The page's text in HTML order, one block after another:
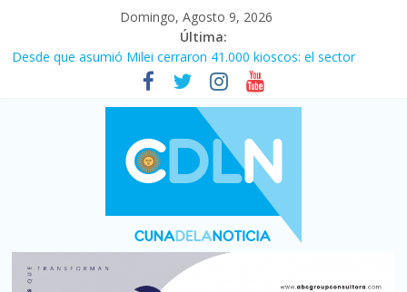
Domingo, Agosto 9, 2026
Última:
Desde que asumió Milei cerraron 41.000 kioscos: el sector
denuncia crisis como en 2001
El agro argentino logró un récord histórico de exportaciones en
Duelo internacional: Falleció Jorge Messi, el papá de Leo
Central se despertó y selló una victoria con remontada incluida
por 2 a 1 ante Aldosivi
La morosidad alcanzó su nivel más alto en dos décadas y ya
afecta a 400 mil deudores en Santa Fe